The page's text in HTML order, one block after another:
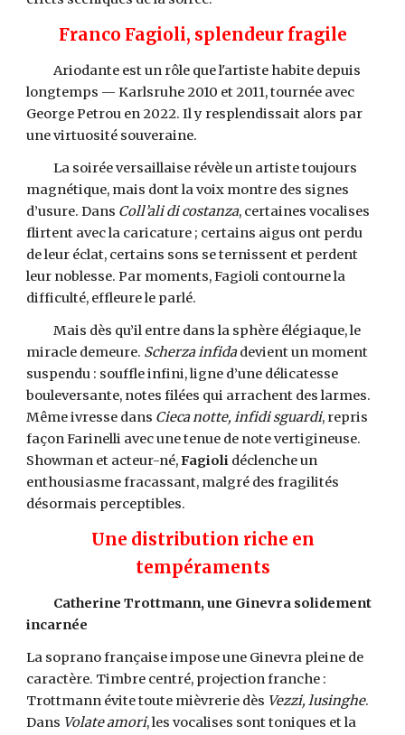
Franco Fagioli, splendeur fragile
Ariodante est un rôle que l'artiste habite depuis
longtemps — Karlsruhe 2010 et 2011, tournée avec
George Petrou en 2022. Il y resplendissait alors par
une virtuosité souveraine.
La soirée versaillaise révèle un artiste toujours
magnétique, mais dont la voix montre des signes
d’usure. Dans Coll’ali di costanza, certaines vocalises
flirtent avec la caricature ; certains aigus ont perdu
de leur éclat, certains sons se ternissent et perdent
leur noblesse. Par moments, Fagioli contourne la
difficulté, effleure le parlé.
Mais dès qu’il entre dans la sphère élégiaque, le
miracle demeure. Scherza infidadevient un moment
suspendu : souffle infini, ligne d’une délicatesse
bouleversante, notes filées qui arrachent des larmes.
Même ivresse dans Cieca notte, infidi sguardi, repris
façon Farinelli avec une tenue de note vertigineuse.
Showman et acteur-né,Fagioli déclenche un
enthousiasme fracassant, malgré des fragilités
désormais perceptibles.
Une distribution riche en
tempéraments
Catherine Trottmann, une Ginevra solidement
incarnée
La soprano française impose une Ginevra pleine de
caractère. Timbre centré, projection franche :
Trottmann évite toute mièvrerie dès Vezzi, lusinghe.
Dans Volate amori, les vocalises sont toniques et la